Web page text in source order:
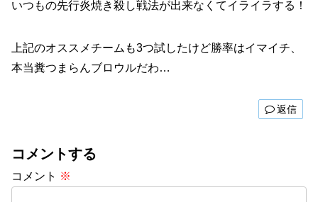
いつもの先行炎焼き殺し戦法が出来なくてイライラする！
上記のオススメチームも3つ試したけど勝率はイマイチ、
本当糞つまらんブロウルだわ…
返信
コメントする
コメント ※